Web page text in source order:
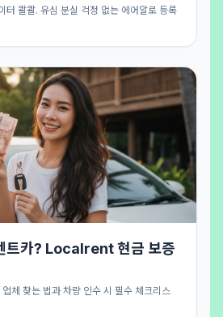
터 콸콸. 유심 분실 걱정 없는 에어알로 등록
트카? Localrent 현금 보증
체 찾는 법과 차량 인수 시 필수 체크리스